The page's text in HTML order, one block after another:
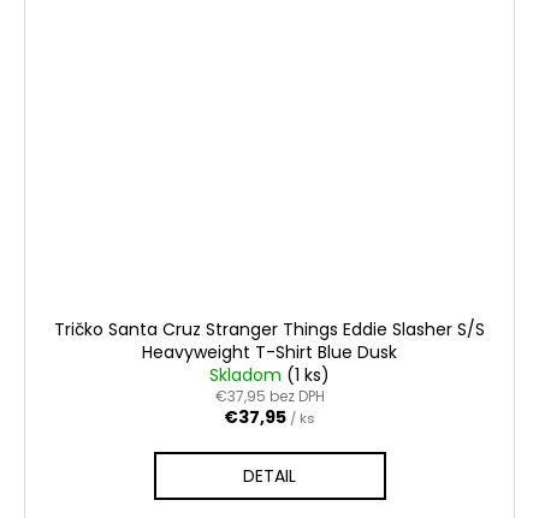
Tričko Santa Cruz Stranger Things Eddie Slasher S/S
Heavyweight T-Shirt Blue Dusk
Skladom (1 ks)
€37,95 bez DPH
€37,95 / ks
DETAIL